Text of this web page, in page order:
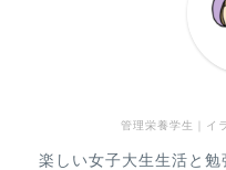
管理栄養学生｜イ
楽しい女子大生生活と